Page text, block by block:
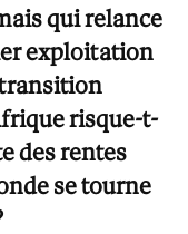
qui relance
exploitation
risque-t-
des rentes
se tourne